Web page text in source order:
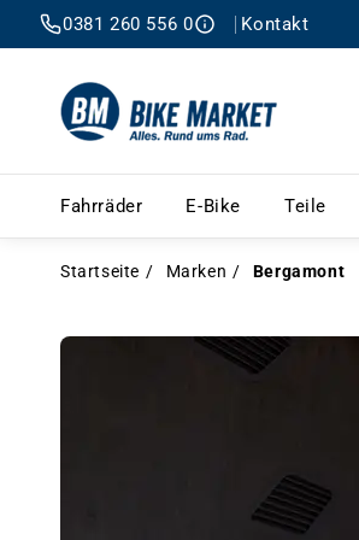
0381 260 556 0 Kontakt
Fahrräder Fahrräder – Menü
E-Bike E-Bike –
Teile
Startseite Marken Bergamont